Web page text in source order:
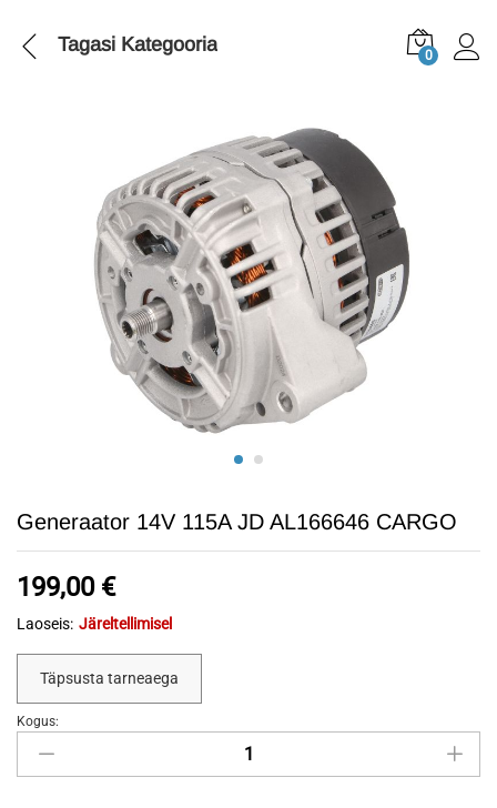
Tagasi Kategooria 0
Generaator 14V 115A JD AL166646 CARGO
199,00 €
Laoseis: Järeltellimisel
Täpsusta tarneaega
Generaator
14V
Kogus: